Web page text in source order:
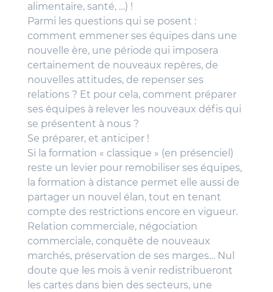
alimentaire, santé, …) !
Parmi les questions qui se posent :
comment emmener ses équipes dans une
nouvelle ère, une période qui imposera
certainement de nouveaux repères, de
nouvelles attitudes, de repenser ses
relations ? Et pour cela, comment préparer
ses équipes à relever les nouveaux défis qui
se présentent à nous ?
Se préparer, et anticiper !
Si la formation « classique » (en présenciel)
reste un levier pour remobiliser ses équipes,
la formation à distance permet elle aussi de
partager un nouvel élan, tout en tenant
compte des restrictions encore en vigueur.
Relation commerciale, négociation
commerciale, conquête de nouveaux
marchés, préservation de ses marges… Nul
doute que les mois à venir redistribueront
les cartes dans bien des secteurs, une